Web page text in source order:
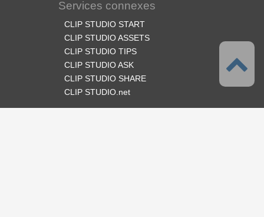
Services connexes
CLIP STUDIO START
CLIP STUDIO ASSETS
CLIP STUDIO TIPS
CLIP STUDIO ASK
CLIP STUDIO SHARE
CLIP STUDIO.net